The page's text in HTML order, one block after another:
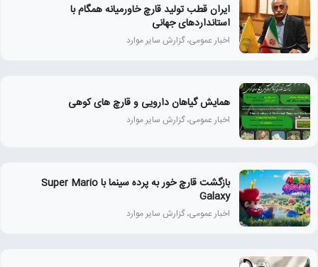
ایران قطب تولید قارچ خاورمیانه همگام با
استانداردهای جهانی
اخبار عمومی، گزارش سایر موارد
همايش گياهان دارويی و قارچ‌ های كوهی
اخبار عمومی، گزارش سایر موارد
بازگشت قارچ خور به پرده سینما با Super Mario
Galaxy
اخبار عمومی، گزارش سایر موارد